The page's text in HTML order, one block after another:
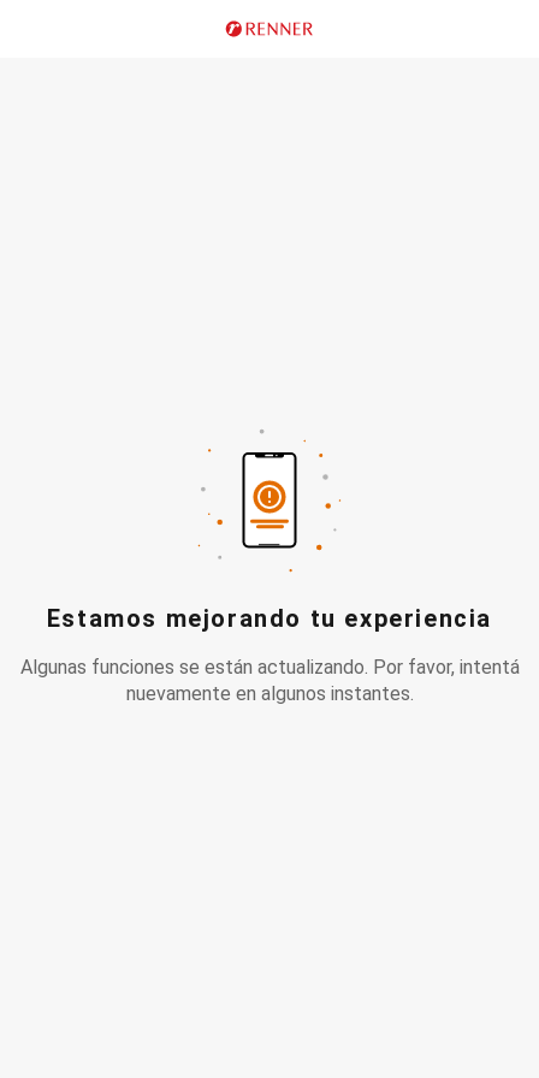
Estamos mejorando tu experiencia
Algunas funciones se están actualizando. Por favor, intentá
nuevamente en algunos instantes.